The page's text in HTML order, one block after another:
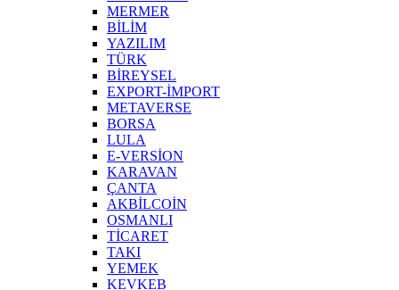
MERMER
BİLİM
YAZILIM
TÜRK
BİREYSEL
EXPORT-İMPORT
METAVERSE
BORSA
LULA
E-VERSİON
KARAVAN
ÇANTA
AKBİLCOİN
OSMANLI
TİCARET
TAKI
YEMEK
KEVKEB